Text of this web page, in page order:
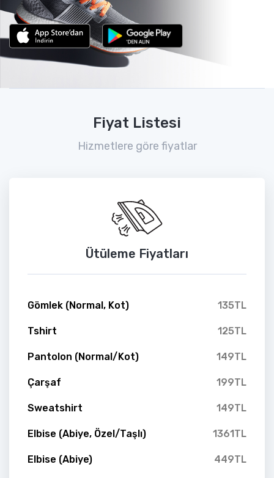
Fiyat Listesi
Hizmetlere göre fiyatlar
Ütüleme Fiyatları
Gömlek (Normal, Kot) 135TL
Tshirt 125TL
Pantolon (Normal/Kot) 149TL
Çarşaf 199TL
Sweatshirt 149TL
Elbise (Abiye, Özel/Taşlı) 1361TL
Elbise (Abiye) 449TL